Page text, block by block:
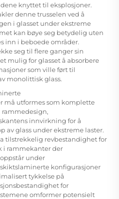
knyttet til eksplosjoner.
denne trusselen ved å
i glasset under ekstreme
kan bøye seg betydelig uten
inn i beboede områder.
seg til flere ganger sin
mulig for glasset å absorbere
som ville ført til
monolittisk glass.
må utformes som komplette
rammedesign,
innvirkning for å
av glass under ekstreme laster.
tilstrekkelig revbestandighet for
i rammekanter der
under
konfigurasjoner
tykkelse på
for
omformer potensielt